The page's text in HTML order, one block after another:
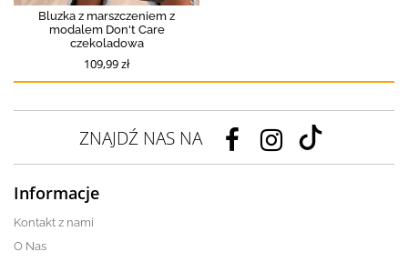
Bluzka z marszczeniem z
modalem Don't Care
czekoladowa
109,99 zł
ZNAJDŹ NAS NA
Informacje
Kontakt z nami
O Nas